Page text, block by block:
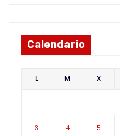
Calendario
L M X
3 4 5